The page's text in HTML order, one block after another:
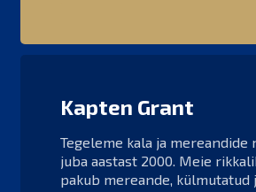
Kapten Grant
Tegeleme kala ja mereandide
juba aastast 2000. Meie
pakub mereande, külmutatud